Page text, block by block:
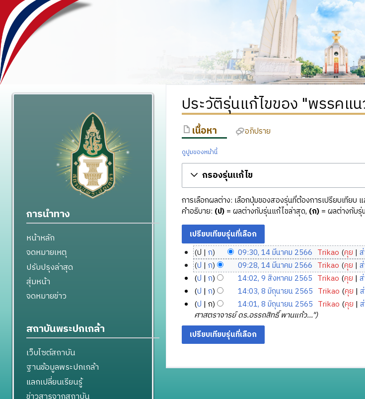
ประวัติรุ่นแก้ไขของ "พรรคแ
เนื้อหา อภิปราย
ดูปูมของหน้านี้
กรองรุ่นแก้ไข
การเลือกผลต่าง: เลือกปุ่มของสองรุ่นที่ต้องการเปรียบเทียบ
คำอธิบาย: (ป)= ผลต่างกับรุ่นแก้ไขล่าสุด, (ก)= ผลต่างกับรุ่
1
4
มี
น
า
ค
2
6
ป ก 09:30, 14 มีนาคม 2566 Trikao คุย
ไ
ม่
มี
ค
ว
า
ม
ย่
า
ป ก 09:28, 14 มีนาคม 2566 Trikao คุย
ไ
ม่
มี
ค
ว
า
ม
9
สิ
ห
ค
2
ป ก 14:02, 9 สิงหาคม 2565 Trikao คุย
ไ
ม่
มี
ค
ว
า
ย่
8
ถุ
า
น
ป ก 14:03, 8 มิถุนายน 2565 Trikao คุย
ไ
ม่
มี
ค
ว
ม
ป ก 14:01, 8 มิถุนายน 2565 Trikao คุย
ศาสตราจารย์ ดร.อรรถสิทธิ์ พานแก้ว..."
การนำทาง
หน้าหลัก
จดหมายเหตุ
ปรับปรุงล่าสุด
สุ่มหน้า
จดหมายข่าว
สถาบันพระปกเกล้า
เว็บไซต์สถาบัน
ฐานข้อมูลพระปกเกล้า
แลกเปลี่ยนเรียนรู้